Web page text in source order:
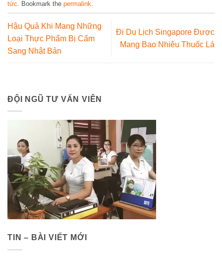
tức . Bookmark the permalink
Hậu Quả Khi Mang Những
Loại Thực Phẩm Bị Cấm
Sang Nhật Bản
Đi Du Lịch Singapore Được
Mang Bao Nhiêu Thuốc Lá
ĐỘI NGŨ TƯ VẤN VIÊN
TIN – BÀI VIẾT MỚI